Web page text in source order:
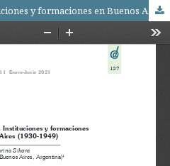
Compañias y teatros. Instituciones y formaciones en Buenos Aires (1930-1949)